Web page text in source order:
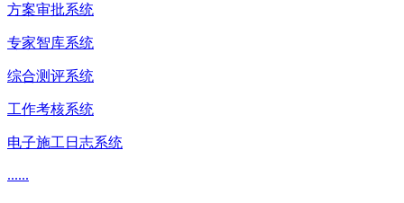
方案审批系统
专家智库系统
综合测评系统
工作考核系统
电子施工日志系统
......